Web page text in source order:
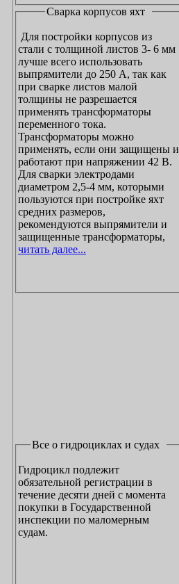
Сварка корпусов яхт
Для постройки корпусов из
стали с толщиной листов 3- 6 мм
лучше всего использовать
выпрямители до 250 А, так как
при сварке листов малой
толщины не разрешается
применять трансформаторы
переменного тока.
Трансформаторы можно
применять, если они защищены и
работают при напряжении 42 В.
Для сварки электродами
диаметром 2,5-4 мм, которыми
пользуются при постройке яхт
средних размеров,
рекомендуются выпрямители и
защищенные трансформаторы,
читать далее...
Все о гидроциклах и судах
Гидроцикл подлежит
обязательной регистрации в
течение десяти дней с момента
покупки в Государственной
инспекции по маломерным
судам.